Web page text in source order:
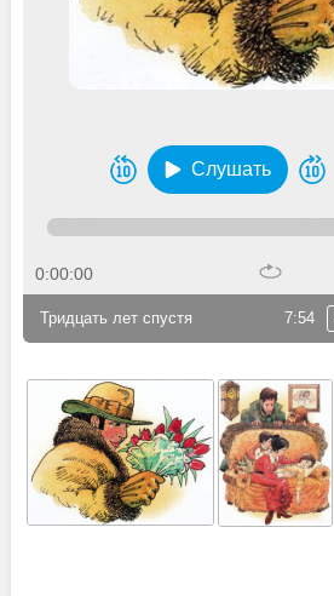
Слушать
0:00:00
7:54
Тридцать лет спустя